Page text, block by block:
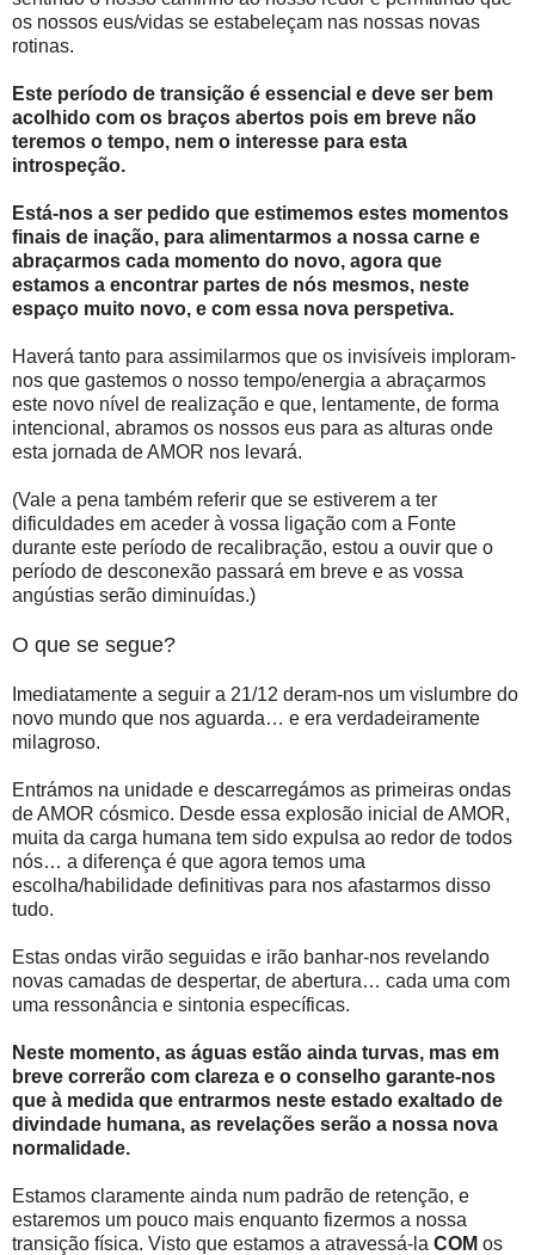
os nossos eus/vidas se estabeleçam nas nossas novas
rotinas.
Este período de transição é essencial e deve ser bem
acolhido com os braços abertos pois em breve não
teremos o tempo, nem o interesse para esta
introspeção.
Está-nos a ser pedido que estimemos estes momentos
finais de inação, para alimentarmos a nossa carne e
abraçarmos cada momento do novo, agora que
estamos a encontrar partes de nós mesmos, neste
espaço muito novo, e com essa nova perspetiva.
Haverá tanto para assimilarmos que os invisíveis imploram-
nos que gastemos o nosso tempo/energia a abraçarmos
este novo nível de realização e que, lentamente, de forma
intencional, abramos os nossos eus para as alturas onde
esta jornada de AMOR nos levará.
(Vale a pena também referir que se estiverem a ter
dificuldades em aceder à vossa ligação com a Fonte
durante este período de recalibração, estou a ouvir que o
período de desconexão passará em breve e as vossa
angústias serão diminuídas.)
O que se segue?
Imediatamente a seguir a 21/12 deram-nos um vislumbre do
novo mundo que nos aguarda… e era verdadeiramente
milagroso.
Entrámos na unidade e descarregámos as primeiras ondas
de AMOR cósmico. Desde essa explosão inicial de AMOR,
muita da carga humana tem sido expulsa ao redor de todos
nós… a diferença é que agora temos uma
escolha/habilidade definitivas para nos afastarmos disso
tudo.
Estas ondas virão seguidas e irão banhar-nos revelando
novas camadas de despertar, de abertura… cada uma com
uma ressonância e sintonia específicas.
Neste momento, as águas estão ainda turvas, mas em
breve correrão com clareza e o conselho garante-nos
que à medida que entrarmos neste estado exaltado de
divindade humana, as revelações serão a nossa nova
normalidade.
Estamos claramente ainda num padrão de retenção, e
estaremos um pouco mais enquanto fizermos a nossa
transição física. Visto que estamos a atravessá-la COM os